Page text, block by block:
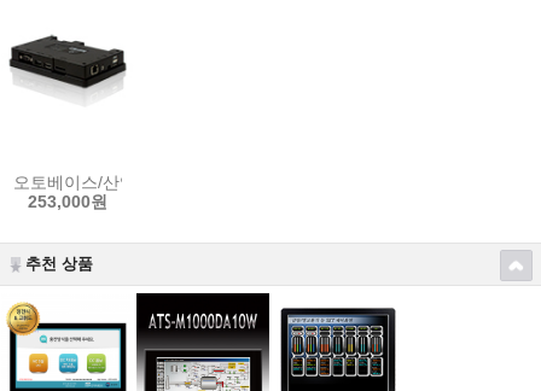
오토베이스/산업용 컴퓨터/임베디드/윈도우즈CE/1GHz Dual Core/
253,000원
추천 상품